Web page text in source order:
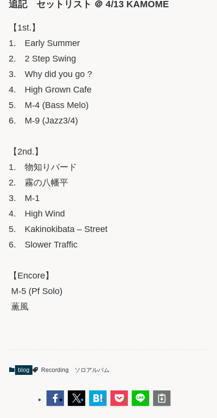
追記 セットリスト ＠ 4/13 KAMOME
【1st.】
1. Early Summer
2. 2 Step Swing
3. Why did you go ?
4. High Grown Cafe
5. M-4 (Bass Melo)
6. M-9 (Jazz3/4)
【2nd.】
1. 物知りバード
2. 霧の八幡平
3. M-1
4. High Wind
5. Kakinokibata – Street
6. Slower Traffic
【Encore】
M-5 (Pf Solo)
薫風
blog Recording ソロアルバム